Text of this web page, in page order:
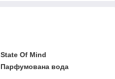
State Of Mind
Парфумована вода